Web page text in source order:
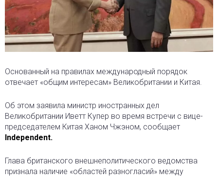
Основанный на правилах международный порядок
отвечает «общим интересам» Великобритании и Китая.
Об этом заявила министр иностранных дел
Великобритании Иветт Купер во время встречи с вице-
председателем Китая Ханом Чжэном, сообщает
Independent.
Глава британского внешнеполитического ведомства
признала наличие «областей разногласий» между